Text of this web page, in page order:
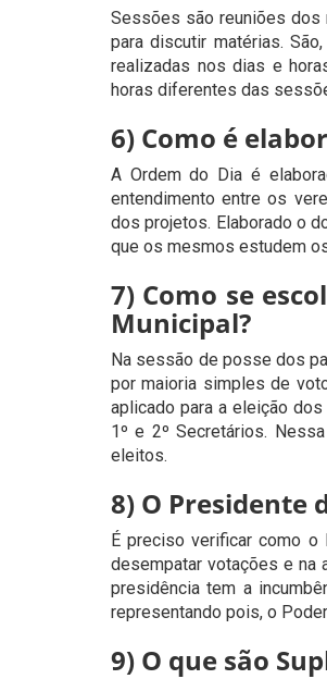
Sessões são reuniões dos
para discutir matérias.
realizadas nos dias e
horas diferentes das
6) Como é
A Ordem do Dia é
entendimento entre os
dos projetos. Elaborado o
que os mesmos estudem
7) Como se
Municipal?
Na sessão de posse dos
por maioria simples de
aplicado para a eleição
1º e 2º Secretários.
eleitos.
8) O Presidente
É preciso verificar como o
desempatar votações e na
presidência tem a
representando pois, o
9) O que são